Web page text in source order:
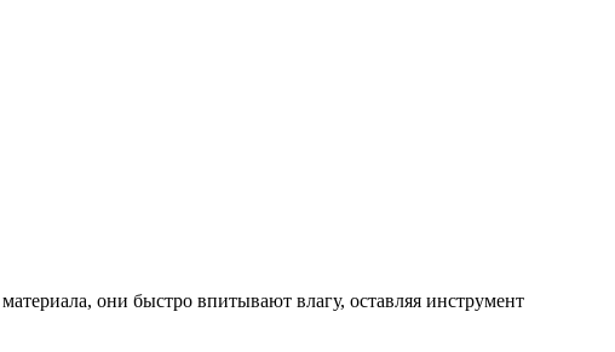
они быстро впитывают влагу, оставляя инструмент